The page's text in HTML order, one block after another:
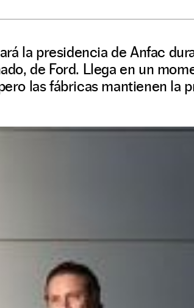
la presidencia de Anfac
de Ford. Llega en un
las fábricas mantienen la